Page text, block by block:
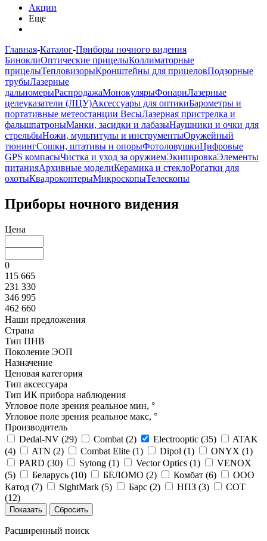
Акции
Еще
Главная-Каталог-Приборы ночного видения
БиноклиОптические прицелыКоллиматорные
прицелыТепловизорыКронштейны для прицеловПодзорные
трубыЛазерные
дальномерыРаспродажаМонокулярыФонариЛазерные
целеуказатели (ЛЦУ)Аксессуары для оптикиБарометры и
портативные метеостанции ВесыЛазерная пристрелка и
фальшпатроныМанки, засидки и лабазыНаушники и очки для
стрельбыНожи, мультитулы и инструментыОружейный
тюнингСошки, штативы и опорыФотоловушкиЦифровые
GPS компасыЧистка и уход за оружиемЭкипировкаЭлементы
питанияАрхивные моделиКерамика и стеклоРогатки для
охотыКвадрокоптерыМикроскопыТелескопы
Приборы ночного видения
Цена
0
115 665
231 330
346 995
462 660
Наши предложения
Страна
Тип ПНВ
Поколение ЭОП
Назначение
Ценовая категория
Тип аксессуара
Тип ИК прибора наблюдения
Угловое поле зрения реальное мин, °
Угловое поле зрения реальное макс, °
Производитель
Dedal-NV (29) Combat (2) Electrooptic (35)
ATAK
(4) ATN (2) Combat Elite (1) Dipol (1) ONYX (1)
PARD (30) Sytong (1) Vector Optics (1)
VENOX
(5) Беларусь (10) БЕЛОМО (2) Комбат (6)
ООО
Катод (7) SightMark (5) Барс (2) НПЗ (3)
СОТ
(12)
Расширенный поиск